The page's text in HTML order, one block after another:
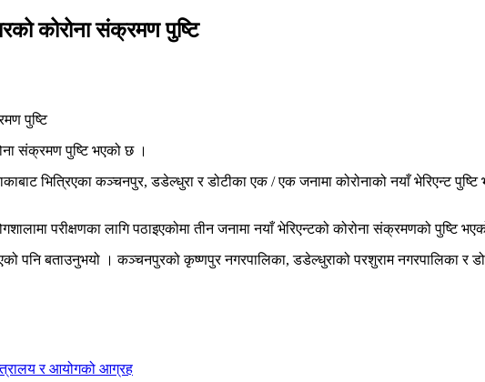
कोरोना संक्रमण पुष्टि
संक्रमण पुष्टि भएको छ ।
भित्रिएका कञ्चनपुर, डडेल्धुरा र डोटीका एक / एक जनामा कोरोनाको नयाँ भेरिएन्ट
परीक्षणका लागि पठाइएकोमा तीन जनामा नयाँ भेरिएन्टको कोरोना संक्रमणको पुष्टि
पनि बताउनुभयो । कञ्चनपुरको कृष्णपुर नगरपालिका, डडेल्धुराको परशुराम नगरपालिका र
र आयोगको आग्रह